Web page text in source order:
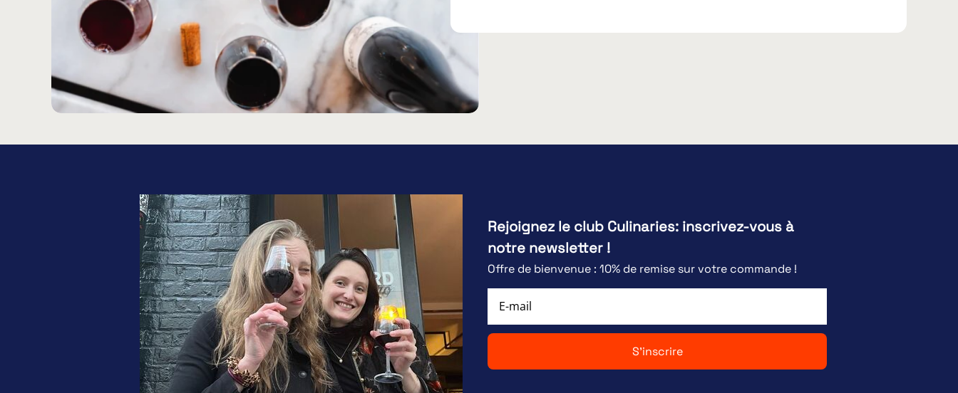
Rejoignez le club Culinaries: inscrivez-vous à
notre newsletter !
Offre de bienvenue : 10% de remise sur votre commande !
S'inscrire